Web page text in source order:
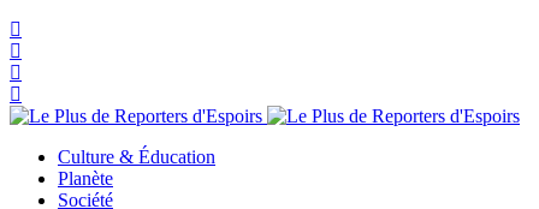
Culture & Éducation
Planète
Société